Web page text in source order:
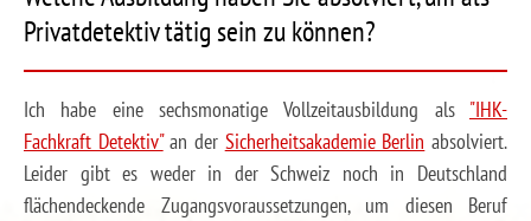
Privatdetektiv tätig sein zu können?
Ich habe eine sechsmonatige Vollzeitausbildung als "IHK-
Fachkraft Detektiv"an der Sicherheitsakademie Berlin absolviert.
Leider gibt es weder in der Schweiz noch in Deutschland
flächendeckende Zugangsvoraussetzungen, um diesen Beruf